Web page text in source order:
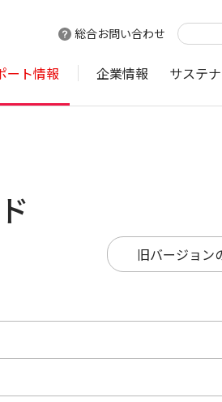
総合お問い合わせ
ート情報 企業情報 サステ
旧バージョン